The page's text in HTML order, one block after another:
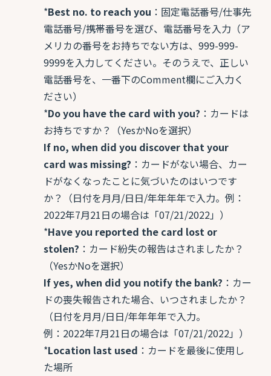
*Best no. to reach you ：固定電話番号/仕事先
電話番号/携帯番号を選び、電話番号を入力（ア
メリカの番号をお持ちでない方は、999-999-
9999を入力してください。そのうえで、正しい
電話番号を、一番下のComment欄にご入力く
ださい）
*Do you have the card with you? ：カードは
お持ちですか？（YesかNoを選択）
If no, when did you discover that your
card was missing? ：カードがない場合、カー
ドがなくなったことに気づいたのはいつです
か？（日付を月月/日日/年年年年で入力。例：
2022年7月21日の場合は「07/21/2022」）
*Have you reported the card lost or
stolen? ：カード紛失の報告はされましたか？
（YesかNoを選択）
If yes, when did you notify the bank? ：カー
ドの喪失報告された場合、いつされましたか？
（日付を月月/日日/年年年年で入力。
例：2022年7月21日の場合は「07/21/2022」）
*Location last used ：カードを最後に使用し
た場所